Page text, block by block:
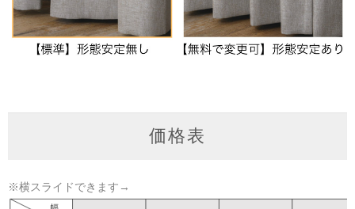
価格表
※横スライドできます→